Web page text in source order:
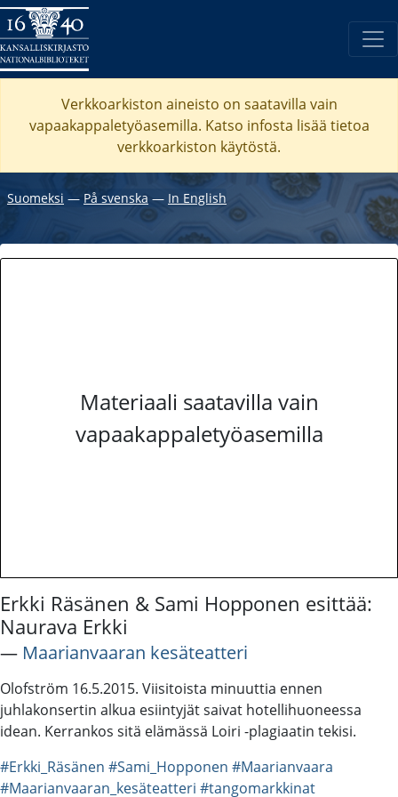
Verkkoarkiston aineisto on saatavilla vain
vapaakappaletyöasemilla. Katso infosta lisää tietoa
verkkoarkiston käytöstä.
Suomeksi ― På svenska ― In English
Materiaali saatavilla vain
vapaakappaletyöasemilla
Erkki Räsänen & Sami Hopponen esittää:
Naurava Erkki
― Maarianvaaran kesäteatteri
Olofström 16.5.2015. Viisitoista minuuttia ennen
juhlakonsertin alkua esiintyjät saivat hotellihuoneessa
idean. Kerrankos sitä elämässä Loiri -plagiaatin tekisi.
#Erkki_Räsänen #Sami_Hopponen #Maarianvaara
#Maarianvaaran_kesäteatteri #tangomarkkinat